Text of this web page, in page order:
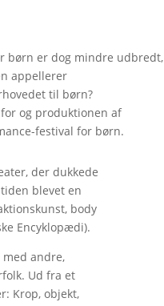
børn er dog mindre udbredt,
appellerer
til børn?
og produktionen af
festival for børn.
der dukkede
blevet en
body
Encyklopædi).
andre,
Ud fra et
Krop, objekt,